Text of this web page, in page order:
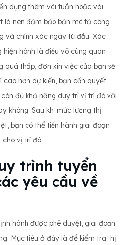
dụng thêm vài tuần hoặc vài
là nên đảm bảo bản mô tả công
và chính xác ngay từ đầu. Xác
hành là điều vô cùng quan
quá thấp, đơn xin việc của bạn sẽ
cao hơn dự kiến, bạn cần quyết
đủ khả năng duy trì vị trí đó với
không. Sau khi mức lương thị
bạn có thể tiến hành giai đoạn
cho vị trí đó.
trình tuyển
yêu cầu về
hành được phê duyệt, giai đoạn
Mục tiêu ở đây là để kiểm tra thị